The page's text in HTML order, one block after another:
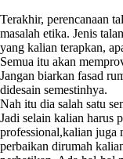
Terakhir, perencanaan
masalah etika. Jenis
yang kalian terapkan,
Semua itu akan
Jangan biarkan fasad
didesain semestinhya.
Nah itu dia salah satu
Jadi selain kalian harus
professional,kalian juga
perbaikan dirumah